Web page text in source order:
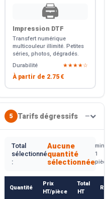
🖨️
Impression DTF
Transfert numérique
multicouleur illimité. Petites
séries, photos, dégradés.
Durabilité
★★★★☆
À partir de 2.75 €
5 Tarifs dégressifs —
Total
sélectionné
:
Aucune
quantité
sélectionnée
min.
1
pièce
Quantité
Prix
HT/pièce
Total
HT